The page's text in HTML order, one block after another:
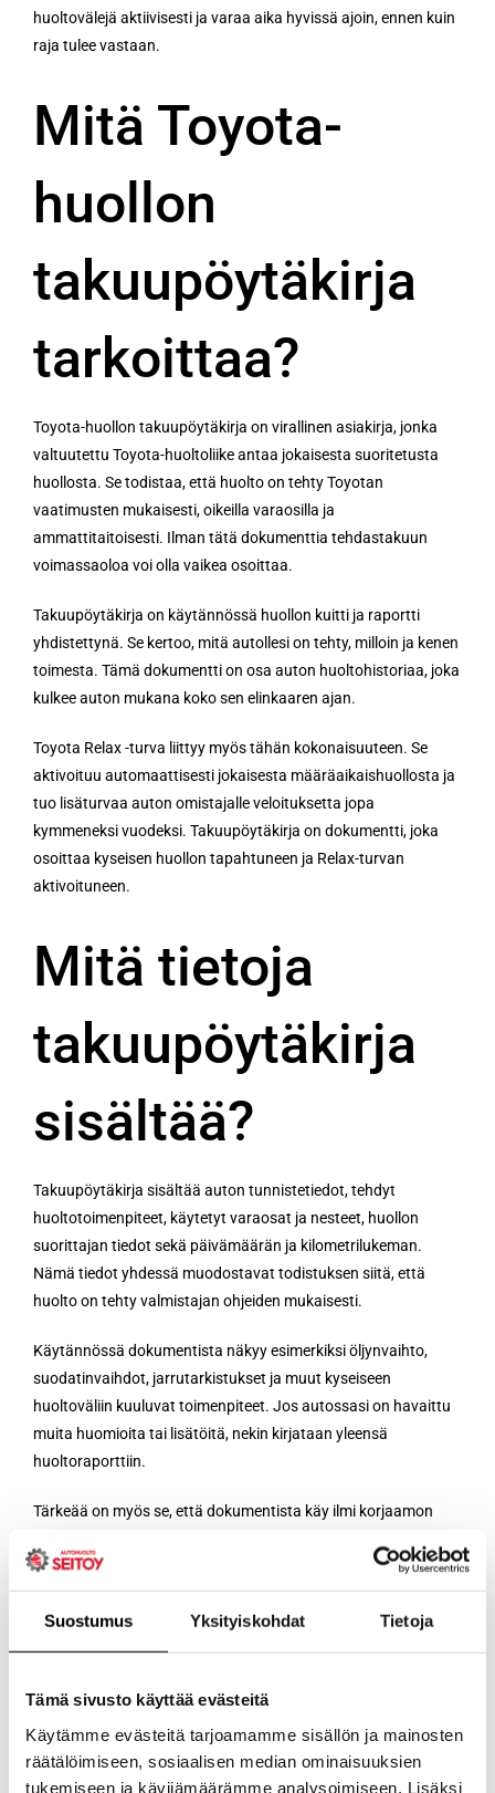
Suostumus Yksityiskohdat Tietoja
Tämä sivusto käyttää evästeitä
Käytämme evästeitä tarjoamamme sisällön ja mainosten
räätälöimiseen, sosiaalisen median ominaisuuksien
tukemiseen ja kävijämäärämme analysoimiseen. Lisäksi
huoltovälejä aktiivisesti ja varaa aika hyvissä ajoin, ennen kuin
raja tulee vastaan.
Mitä Toyota-
huollon
takuupöytäkirja
tarkoittaa?
Toyota-huollon takuupöytäkirja on virallinen asiakirja, jonka
valtuutettu Toyota-huoltoliike antaa jokaisesta suoritetusta
huollosta. Se todistaa, että huolto on tehty Toyotan
vaatimusten mukaisesti, oikeilla varaosilla ja
ammattitaitoisesti. Ilman tätä dokumenttia tehdastakuun
voimassaoloa voi olla vaikea osoittaa.
Takuupöytäkirja on käytännössä huollon kuitti ja raportti
yhdistettynä. Se kertoo, mitä autollesi on tehty, milloin ja kenen
toimesta. Tämä dokumentti on osa auton huoltohistoriaa, joka
kulkee auton mukana koko sen elinkaaren ajan.
Toyota Relax -turva liittyy myös tähän kokonaisuuteen. Se
aktivoituu automaattisesti jokaisesta määräaikaishuollosta ja
tuo lisäturvaa auton omistajalle veloituksetta jopa
kymmeneksi vuodeksi. Takuupöytäkirja on dokumentti, joka
osoittaa kyseisen huollon tapahtuneen ja Relax-turvan
aktivoituneen.
Mitä tietoja
takuupöytäkirja
sisältää?
Takuupöytäkirja sisältää auton tunnistetiedot, tehdyt
huoltotoimenpiteet, käytetyt varaosat ja nesteet, huollon
suorittajan tiedot sekä päivämäärän ja kilometrilukeman.
Nämä tiedot yhdessä muodostavat todistuksen siitä, että
huolto on tehty valmistajan ohjeiden mukaisesti.
Käytännössä dokumentista näkyy esimerkiksi öljynvaihto,
suodatinvaihdot, jarrutarkistukset ja muut kyseiseen
huoltoväliin kuuluvat toimenpiteet. Jos autossasi on havaittu
muita huomioita tai lisätöitä, nekin kirjataan yleensä
huoltoraporttiin.
Tärkeää on myös se, että dokumentista käy ilmi korjaamon
antaa virallisen takuupöytäkirjan, kun taas valtuuttamaton
korjaamo ei tähän pysty.
Milloin
takuupöytäkirjaa